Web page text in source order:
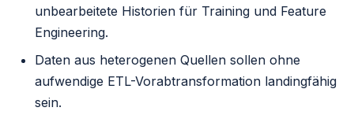
unbearbeitete Historien für Training und Feature
Engineering.
Daten aus heterogenen Quellen sollen ohne
aufwendige ETL-Vorabtransformation landingfähig
sein.